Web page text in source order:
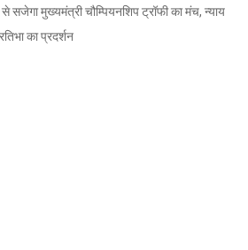
मुख्यमंत्री चौम्पियनशिप ट्रॉफी का मंच, न्याय
का प्रदर्शन